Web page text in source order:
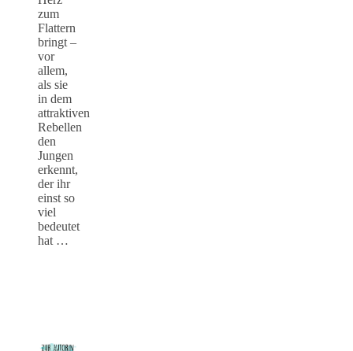
zum
Flattern
bringt –
vor
allem,
als sie
in dem
attraktiven
Rebellen
den
Jungen
erkennt,
der ihr
einst so
viel
bedeutet
hat …